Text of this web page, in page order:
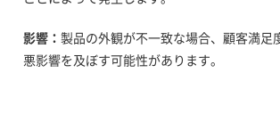
影響： 製品の外観が不一致な場合、顧客満足
悪影響を及ぼす可能性があります。